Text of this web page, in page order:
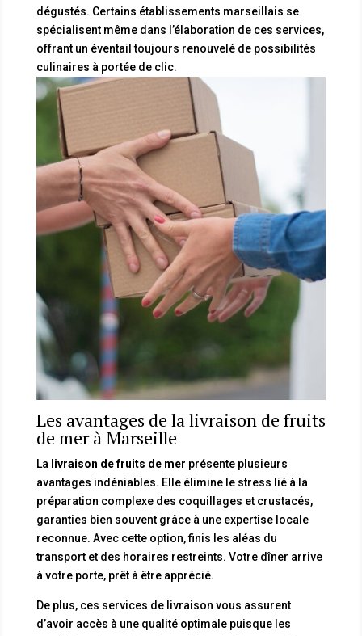
dégustés. Certains établissements marseillais se
spécialisent même dans l’élaboration de ces services,
offrant un éventail toujours renouvelé de possibilités
culinaires à portée de clic.
Les avantages de la livraison de fruits
de mer à Marseille
La livraison de fruits de mer présente plusieurs
avantages indéniables. Elle élimine le stress lié à la
préparation complexe des coquillages et crustacés,
garanties bien souvent grâce à une expertise locale
reconnue. Avec cette option, finis les aléas du
transport et des horaires restreints. Votre dîner arrive
à votre porte, prêt à être apprécié.
De plus, ces services de livraison vous assurent
d’avoir accès à une qualité optimale puisque les